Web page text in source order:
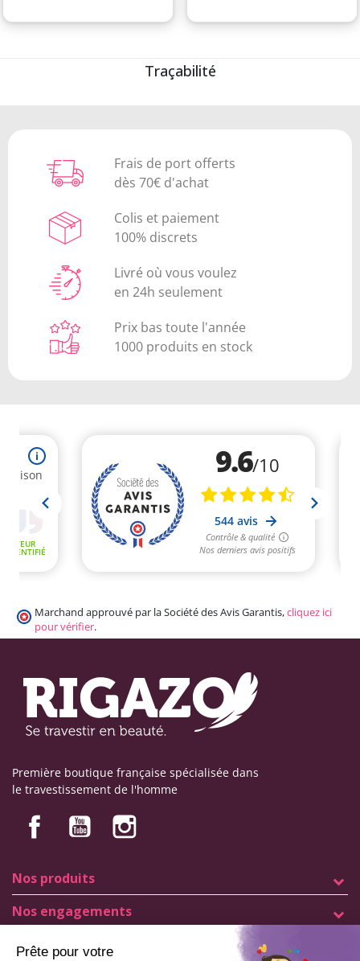
Traçabilité
Frais de port offerts
dès 70€ d'achat
Colis et paiement
100% discrets
Livré où vous voulez
en 24h seulement
Prix bas toute l'année
1000 produits en stock
Marchand approuvé par la Société des Avis Garantis,cliquez ici
pour vérifier.
Première boutique française spécialisée dans
le travestissement de l'homme
Nos produits
Nos engagements
Informations